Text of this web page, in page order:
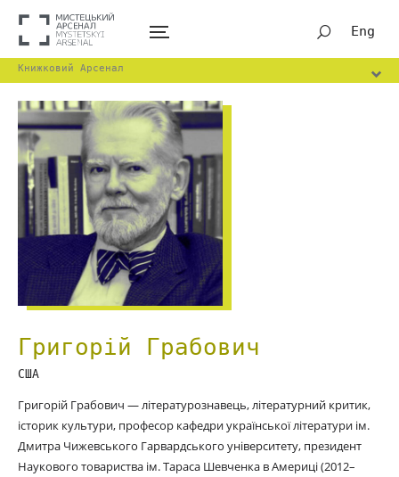
Eng
Книжковий Арсенал
Григорій Грабович
США
Григорій Грабович — літературознавець, літературний критик,
історик культури, професор кафедри української літератури ім.
Дмитра Чижевського Гарвардського університету, президент
Наукового товариства ім. Тараса Шевченка в Америці (2012–